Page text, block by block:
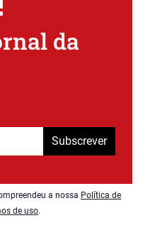
da
Subscrever
a nossa Política de
de uso.